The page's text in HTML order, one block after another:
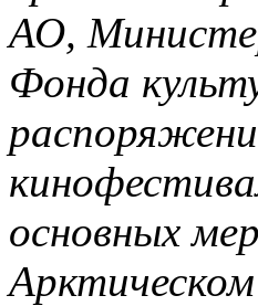
АО,
Фонда
основных